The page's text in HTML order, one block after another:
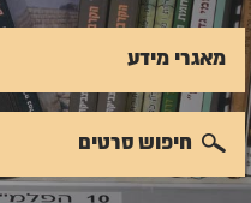
מאגרי מידע
חיפוש סרטים